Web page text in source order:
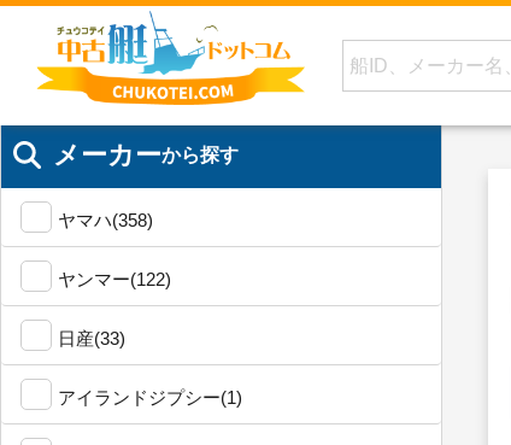
メーカーから探す
ヤマハ(358)
ヤンマー(122)
日産(33)
アイランドジプシー(1)